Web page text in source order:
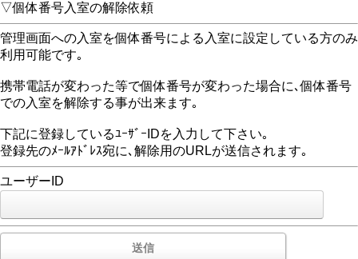
▽個体番号入室の解除依頼
管理画面への入室を個体番号による入室に設定している方のみ
利用可能です｡
携帯電話が変わった等で個体番号が変わった場合に､個体番号
での入室を解除する事が出来ます｡
下記に登録しているﾕｰｻﾞｰIDを入力して下さい｡
登録先のﾒｰﾙｱﾄﾞﾚｽ宛に､解除用のURLが送信されます｡
ユーザーID